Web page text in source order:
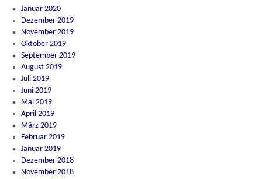
Januar 2020
Dezember 2019
November 2019
Oktober 2019
September 2019
August 2019
Juli 2019
Juni 2019
Mai 2019
April 2019
März 2019
Februar 2019
Januar 2019
Dezember 2018
November 2018